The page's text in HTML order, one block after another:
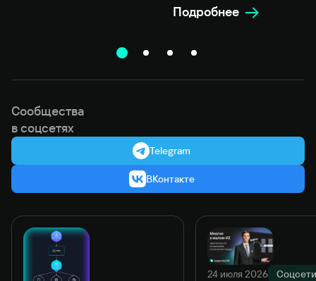
Подробнее
Сообщества
в соцсетях
Telegram
ВКонтакте
24 июля 2026 Соцсети